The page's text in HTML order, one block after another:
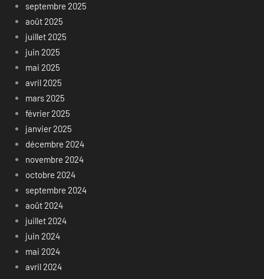
septembre 2025
août 2025
juillet 2025
juin 2025
mai 2025
avril 2025
mars 2025
février 2025
janvier 2025
décembre 2024
novembre 2024
octobre 2024
septembre 2024
août 2024
juillet 2024
juin 2024
mai 2024
avril 2024